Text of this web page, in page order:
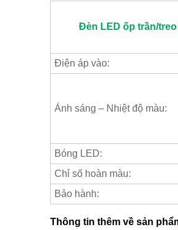
Đèn LED ốp trần/
Điện áp vào:
Ánh sáng – Nhiệt độ màu:
Bóng LED:
Chỉ số hoàn màu:
Bảo hành:
Thông tin thêm về sản